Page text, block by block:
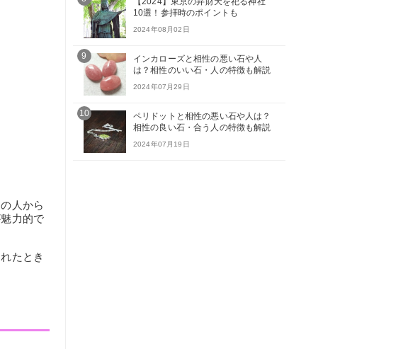
人から
力的で
たとき
10選！参拝時のポイントも
2024年08月02日
9
インカローズと相性の悪い石や人
は？相性のいい石・人の特徴も解説
2024年07月29日
10
ペリドットと相性の悪い石や人は？
相性の良い石・合う人の特徴も解説
2024年07月19日